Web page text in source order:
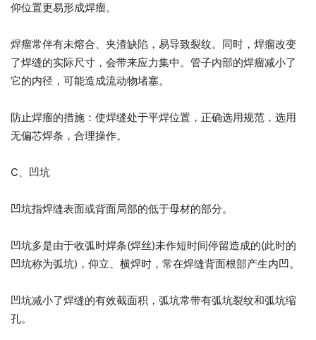
仰位置更易形成焊瘤。
焊瘤常伴有未熔合、夹渣缺陷，易导致裂纹。同时，焊瘤改变
了焊缝的实际尺寸，会带来应力集中。管子内部的焊瘤减小了
它的内径，可能造成流动物堵塞。
防止焊瘤的措施：使焊缝处于平焊位置，正确选用规范，选用
无偏芯焊条，合理操作。
C、凹坑
凹坑指焊缝表面或背面局部的低于母材的部分。
凹坑多是由于收弧时焊条(焊丝)未作短时间停留造成的(此时的
凹坑称为弧坑)，仰立、横焊时，常在焊缝背面根部产生内凹。
凹坑减小了焊缝的有效截面积，弧坑常带有弧坑裂纹和弧坑缩
孔。